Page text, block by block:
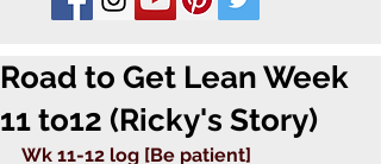
Road to Get Lean Week
11 to12 (Ricky's Story)
Wk 11-12 log [Be patient]